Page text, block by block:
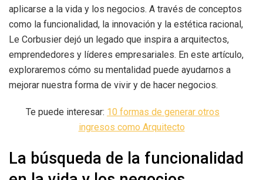
aplicarse a la vida y los negocios. A través de conceptos
como la funcionalidad, la innovación y la estética racional,
Le Corbusier dejó un legado que inspira a arquitectos,
emprendedores y líderes empresariales. En este artículo,
exploraremos cómo su mentalidad puede ayudarnos a
mejorar nuestra forma de vivir y de hacer negocios.
Te puede interesar: 10 formas de generar otros
ingresos como Arquitecto
La búsqueda de la funcionalidad